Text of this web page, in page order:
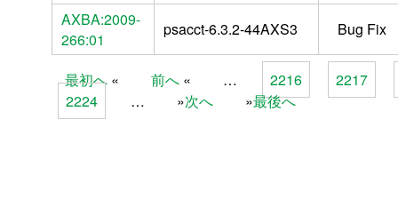
AXBA:2009-
266:01
psacct-6.3.2-44AXS3 Bug Fix
Pages
最初へ 前へ … 2216
2217
2224
… 次へ 最後へ